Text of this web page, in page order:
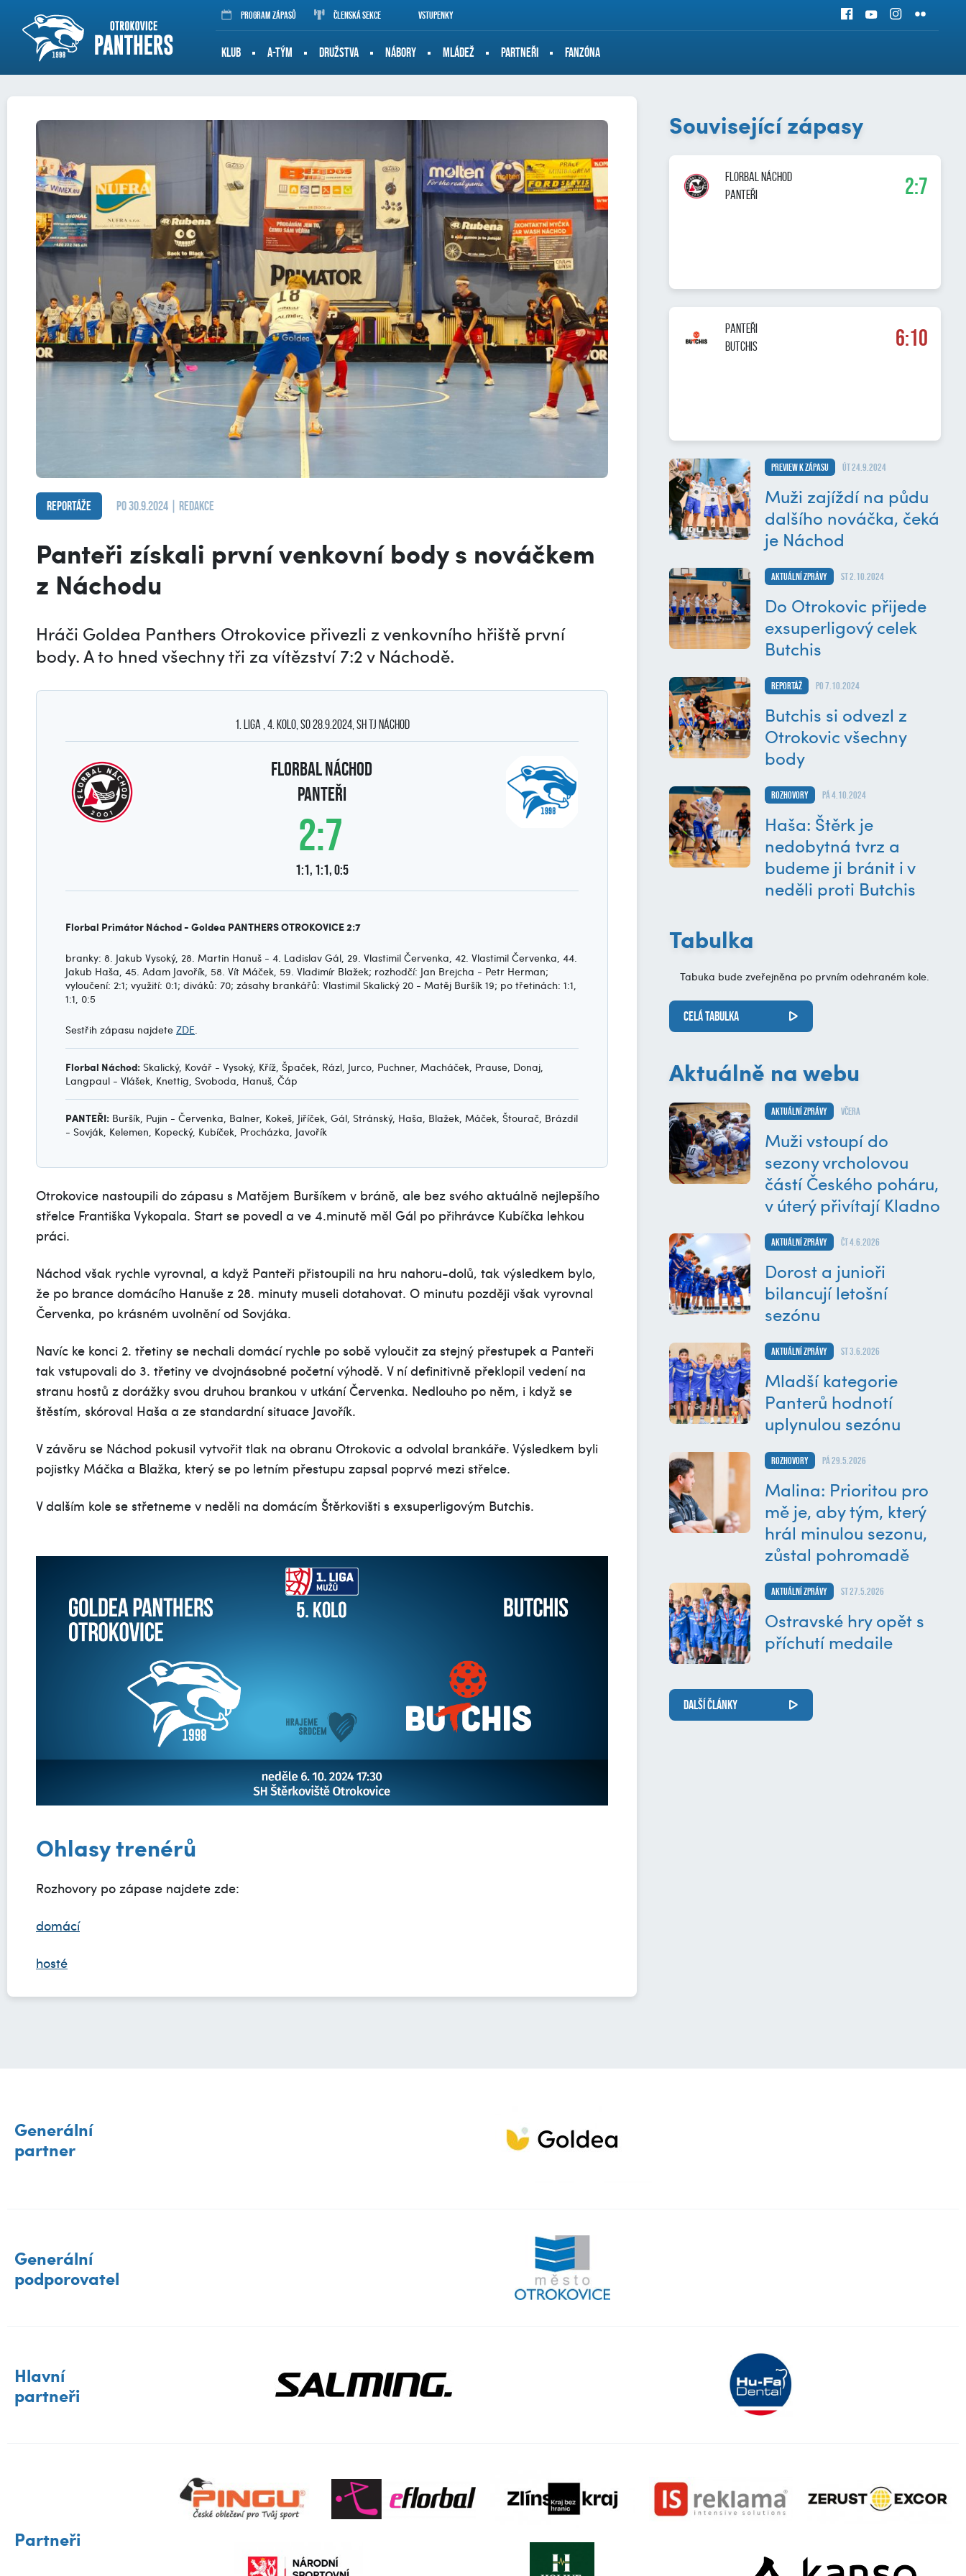
Program zápasů Členská sekce Vstupenky
KLUB A-TÝM DRUŽSTVA NÁBORY MLÁDEŽ PARTNEŘI FANZÓNA
Reportáže po 30.9.2024 | redakce
Panteři získali první venkovní body s nováčkem
z Náchodu
Hráči Goldea Panthers Otrokovice přivezli z venkovního hřiště první
body. A to hned všechny tři za vítězství 7:2 v Náchodě.
1. Liga , 4. kolo, so 28.9.2024, SH TJ Náchod
Florbal Náchod
PANTEŘI
2:7
1:1, 1:1, 0:5
Florbal Primátor Náchod - Goldea PANTHERS OTROKOVICE 2:7
branky: 8. Jakub Vysoký, 28. Martin Hanuš - 4. Ladislav Gál, 29. Vlastimil Červenka, 42. Vlastimil Červenka, 44.
Jakub Haša, 45. Adam Javořík, 58. Vít Máček, 59. Vladimír Blažek; rozhodčí: Jan Brejcha - Petr Herman;
vyloučení: 2:1; využití: 0:1; diváků: 70; zásahy brankářů: Vlastimil Skalický 20 - Matěj Buršík 19; po třetinách: 1:1,
1:1, 0:5
Sestřih zápasu najdete ZDE.
Florbal Náchod: Skalický, Kovář - Vysoký, Kříž, Špaček, Rázl, Jurco, Puchner, Macháček, Prause, Donaj,
Langpaul - Vlášek, Knettig, Svoboda, Hanuš, Čáp
PANTEŘI: Buršík, Pujin - Červenka, Balner, Kokeš, Jiříček, Gál, Stránský, Haša, Blažek, Máček, Štourač, Brázdil
- Sovják, Kelemen, Kopecký, Kubíček, Procházka, Javořík
Otrokovice nastoupili do zápasu s Matějem Buršíkem v bráně, ale bez svého aktuálně nejlepšího
střelce Františka Vykopala. Start se povedl a ve 4.minutě měl Gál po přihrávce Kubíčka lehkou
práci.
Náchod však rychle vyrovnal, a když Panteři přistoupili na hru nahoru-dolů, tak výsledkem bylo,
že po brance domácího Hanuše z 28. minuty museli dotahovat. O minutu později však vyrovnal
Červenka, po krásném uvolnění od Sovjáka.
Navíc ke konci 2. třetiny se nechali domácí rychle po sobě vyloučit za stejný přestupek a Panteři
tak vstupovali do 3. třetiny ve dvojnásobné početní výhodě. V ní definitivně překlopil vedení na
stranu hostů z dorážky svou druhou brankou v utkání Červenka. Nedlouho po něm, i když se
štěstím, skóroval Haša a ze standardní situace Javořík.
V závěru se Náchod pokusil vytvořit tlak na obranu Otrokovic a odvolal brankáře. Výsledkem byli
pojistky Máčka a Blažka, který se po letním přestupu zapsal poprvé mezi střelce.
V dalším kole se střetneme v neděli na domácím Štěrkovišti s exsuperligovým Butchis.
Ohlasy trenérů
Rozhovory po zápase najdete zde:
domácí
hosté
Související zápasy
Florbal Náchod
PANTEŘI
2:7
PANTEŘI
BUTCHIS
6:10
Preview k zápasu út 24.9.2024
Muži zajíždí na půdu
dalšího nováčka, čeká
je Náchod
Aktuální zprávy st 2.10.2024
Do Otrokovic přijede
exsuperligový celek
Butchis
Reportáž po 7.10.2024
Butchis si odvezl z
Otrokovic všechny
body
Rozhovory pá 4.10.2024
Haša: Štěrk je
nedobytná tvrz a
budeme ji bránit i v
neděli proti Butchis
Tabulka
Tabuka bude zveřejněna po prvním odehraném kole.
CELÁ TABULKA
Aktuálně na webu
Aktuální zprávy včera
Muži vstoupí do
sezony vrcholovou
částí Českého poháru,
v úterý přivítají Kladno
Aktuální zprávy čt 4.6.2026
Dorost a junioři
bilancují letošní
sezónu
Aktuální zprávy st 3.6.2026
Mladší kategorie
Panterů hodnotí
uplynulou sezónu
Rozhovory pá 29.5.2026
Malina: Prioritou pro
mě je, aby tým, který
hrál minulou sezonu,
zůstal pohromadě
Aktuální zprávy st 27.5.2026
Ostravské hry opět s
příchutí medaile
DALŠÍ ČLÁNKY
Generální
partner
Generální
podporovatel
Hlavní
partneři
Partneři